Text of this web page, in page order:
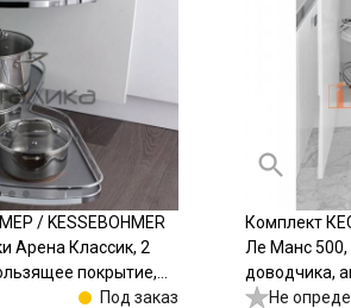
/ KESSEBOHMER
Арена Классик, 2
покрытие,
Под заказ
Комплект
Ле Манс 500,
доводчика,
H1265мм,
Не